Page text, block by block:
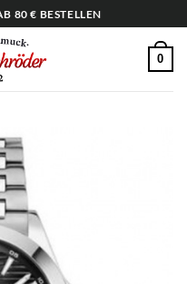
80 € BESTELLEN
0